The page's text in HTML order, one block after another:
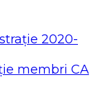
2020-
membri CA